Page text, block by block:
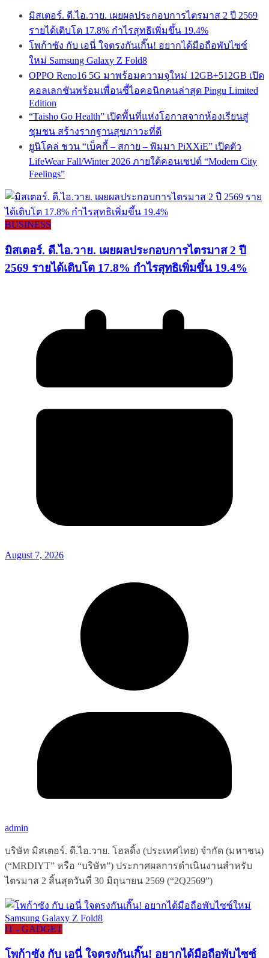
มิสเตอร์. ดี.ไอ.วาย. เผยผลประกอบการไตรมาส 2 ปี 2569
รายได้เติบโต 17.8% กำไรสุทธิเพิ่มขึ้น 19.4%
โพก้าซัง กับ เอนี่ ใจตรงกันเกิ๊น! อยากได้มือถือพับไซซ์
ใหม่ Samsung Galaxy Z Fold8
OPPO Reno16 5G มาพร้อมความจุใหม่ 12GB+512GB เปิด
คอลเลกชันพร้อมเพื่อนซี้ไอคอนิกคนล่าสุด Pingu Limited
Edition
“Taisho Go Health” เปิดพื้นที่แห่งโอกาสจากห้องเรียนสู่
ชุมชน สร้างรากฐานสุขภาวะที่ดี
ยูนิโคล่ ชวน “เบ็คกี้ – สกาย – พิมมา PiXXiE” เปิดตัว
LifeWear Fall/Winter 2026 ภายใต้คอนเซปต์ “Modern City
Feelings”
BUSINESS
มิสเตอร์. ดี.ไอ.วาย. เผยผลประกอบการไตรมาส 2 ปี
2569 รายได้เติบโต 17.8% กำไรสุทธิเพิ่มขึ้น 19.4%
August 7, 2026
admin
บริษัท มิสเตอร์. ดี.ไอ.วาย. โฮลดิ้ง (ประเทศไทย) จำกัด (มหาชน)
(“MRDIYT” หรือ “บริษัท”) ประกาศผลการดำเนินงานสำหรับ
ไตรมาส 2 สิ้นสุดวันที่ 30 มิถุนายน 2569 (“2Q2569”)
IT - GADGET
โพก้าซัง กับ เอนี่ ใจตรงกันเกิ๊น! อยากได้มือถือพับไซซ์